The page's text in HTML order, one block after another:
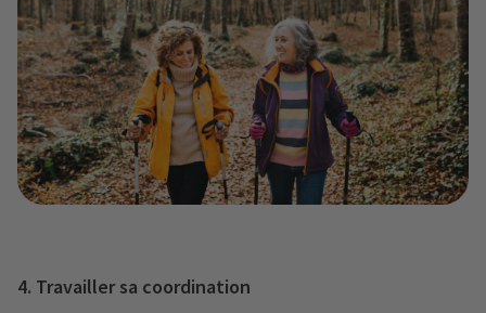
4. Travailler sa coordination